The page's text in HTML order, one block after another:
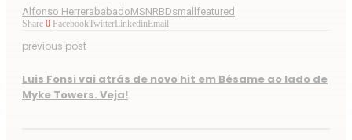
Alfonso Herrera babadoMSNRBDsmallfeatured
Share 0 FacebookTwitter Linkedin Email
previous post
Luis Fonsi vai atrás de novo hit em Bésame ao lado de
Myke Towers. Veja!